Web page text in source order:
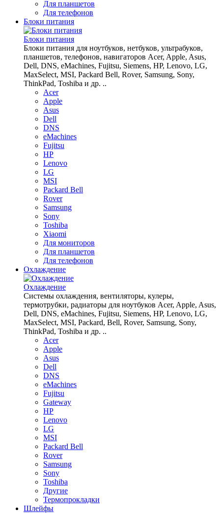
Для планшетов
Для телефонов
Блоки питания
Блоки питания
Блоки питания для ноутбуков, нетбуков, ультрабуков,
планшетов, телефонов, навигаторов Acer, Apple, Asus,
Dell, DNS, eMachines, Fujitsu, Siemens, HP, Lenovo, LG,
MaxSelect, MSI, Packard Bell, Rover, Samsung, Sony,
ThinkPad, Toshiba и др. ..
Acer
Apple
Asus
Dell
DNS
eMachines
Fujitsu
HP
Lenovo
LG
MSI
Packard Bell
Rover
Samsung
Sony
Toshiba
Xiaomi
Для мониторов
Для планшетов
Для телефонов
Охлаждение
Охлаждение
Системы охлаждения, вентиляторы, кулеры,
термотрубки, радиаторы для ноутбуков Acer, Apple, Asus,
Dell, DNS, eMachines, Fujitsu, Siemens, HP, Lenovo, LG,
MaxSelect, MSI, Packard, Bell, Rover, Samsung, Sony,
ThinkPad, Toshiba и др. ..
Acer
Apple
Asus
Dell
DNS
eMachines
Fujitsu
Gateway
HP
Lenovo
LG
MSI
Packard Bell
Rover
Samsung
Sony
Toshiba
Другие
Термопрокладки
Шлейфы